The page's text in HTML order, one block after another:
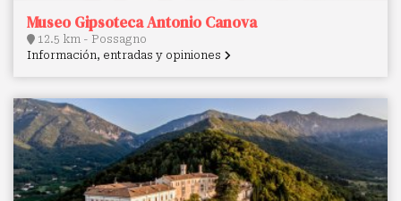
Museo Gipsoteca Antonio Canova
12.5 km - Possagno
Información, entradas y opiniones